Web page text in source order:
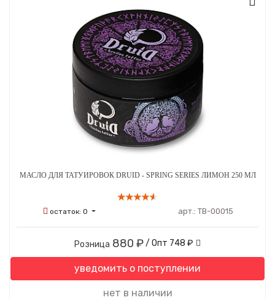
МАСЛО ДЛЯ ТАТУИРОВОК DRUID - SPRING SERIES ЛИМОН 250 МЛ
остаток: 0 арт.: ТВ-00015
Розница 880 ₽/ Опт 748 ₽
уведомить о поступлении
нет в наличии